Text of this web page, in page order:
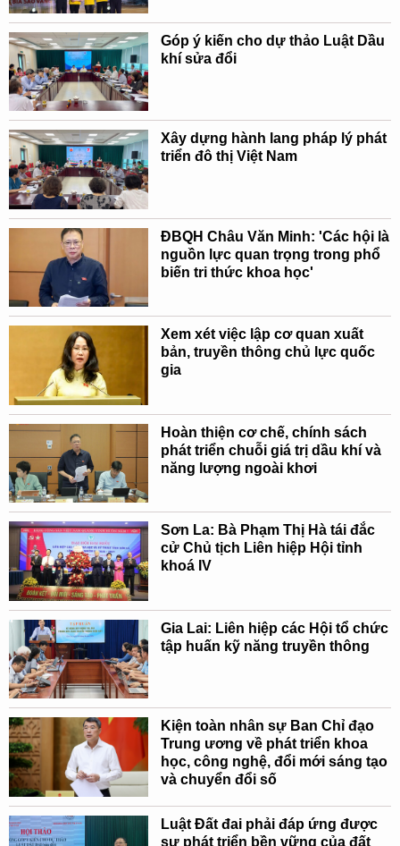
Góp ý kiến cho dự thảo Luật Dầu
khí sửa đổi
Xây dựng hành lang pháp lý phát
triển đô thị Việt Nam
ĐBQH Châu Văn Minh: 'Các hội là
nguồn lực quan trọng trong phổ
biến tri thức khoa học'
Xem xét việc lập cơ quan xuất
bản, truyền thông chủ lực quốc
gia
Hoàn thiện cơ chế, chính sách
phát triển chuỗi giá trị dầu khí và
năng lượng ngoài khơi
Sơn La: Bà Phạm Thị Hà tái đắc
cử Chủ tịch Liên hiệp Hội tỉnh
khoá IV
Gia Lai: Liên hiệp các Hội tổ chức
tập huấn kỹ năng truyền thông
Kiện toàn nhân sự Ban Chỉ đạo
Trung ương về phát triển khoa
học, công nghệ, đổi mới sáng tạo
và chuyển đổi số
Luật Đất đai phải đáp ứng được
sự phát triển bền vững của đất